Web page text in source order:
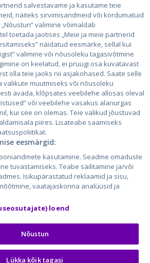
CVbankas.lt
Kainos.lt
Paslaugos.lt
auto24.ee
Osta.ee
KuldneBörs.ee
salvestavame ja kasutame teie
näiteks sirvimisandmeid või kordumatuid
valimine võimaldab
toetada jaotises „Meie ja meie partnerid
näidatud eesmärke, sellal kui
valimine või nõusoleku tagasivõtmine
on keelatud, ei pruugi osa kuvatavast
olla teie jaoks nii asjakohased. Saate selle
valikute muutmiseks või nõusoleku
avada, klõpsates veebilehe allosas oleval
või veebilehe vasakus alanurgas
kui see on olemas. Teie valikud jõustuvad
piires. Lisateabe saamiseks
eesmärgid:
kasutamine. Seadme omaduste
tuvastamiseks. Teabe säilitamine ja/või
Isikupärastatud reklaamid ja sisu,
vaatajaskonna analüüsid ja
loend
Nõustun
Lükka kõik tagasi